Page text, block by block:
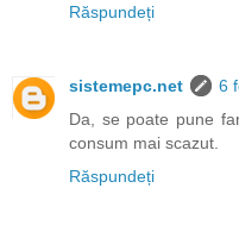
Răspundeți
sistemepc.net
6
Da, se poate pune
consum mai scazut.
Răspundeți